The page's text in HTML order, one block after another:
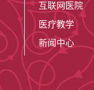
互联网医院
医疗教学
新闻中心